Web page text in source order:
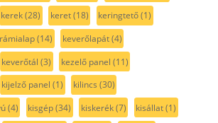
kerek(28) keret(18) keringtető(1)
(14) keverőlapát(4)
keverőtál (3) kezelő panel (11)
kijelző panel (1) kilincs (30)
(4) kisgép(34) kiskerék(7) kisállat(1)